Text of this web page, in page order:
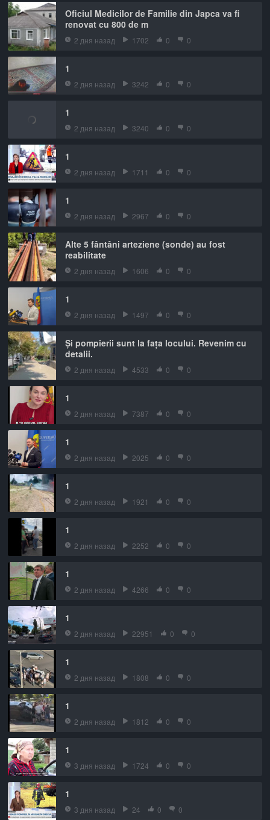
Oficiul Medicilor de Familie din Japca va fi
renovat cu 800 de m
2 дня назад 1702 0 0
1
2 дня назад 3242 0 0
1
2 дня назад 3240 0 0
1
2 дня назад 1711 0 0
1
2 дня назад 2967 0 0
Alte 5 fântâni arteziene (sonde) au fost
reabilitate
2 дня назад 1606 0 0
1
2 дня назад 1497 0 0
Și pompierii sunt la fața locului. Revenim cu
detalii.
2 дня назад 4533 0 0
1
2 дня назад 7387 0 0
1
2 дня назад 2025 0 0
1
2 дня назад 1921 0 0
1
2 дня назад 2252 0 0
1
2 дня назад 4266 0 0
1
2 дня назад 22951 0 0
1
2 дня назад 1808 0 0
1
2 дня назад 1812 0 0
1
3 дня назад 1724 0 0
1
3 дня назад 24 0 0